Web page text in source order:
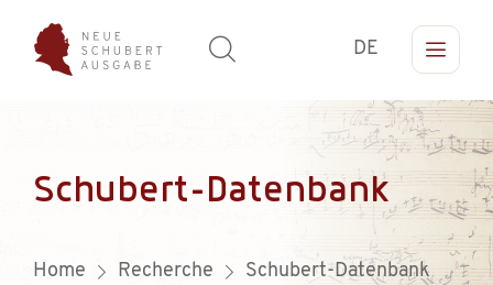
DE
Schubert-Datenbank
Home Recherche Schubert-Datenbank